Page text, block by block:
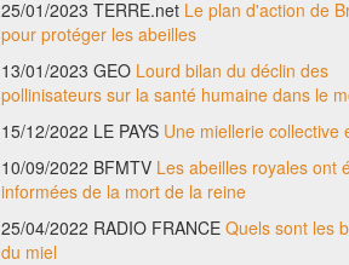
25/01/2023 TERRE.net Le plan d'action de
pour protéger les abeilles
13/01/2023 GEO Lourd bilan du déclin des
pollinisateurs sur la santé humaine dans le
15/12/2022 LE PAYS Une miellerie collective
10/09/2022 BFMTV Les abeilles royales ont
informées de la mort de la reine
25/04/2022 RADIO FRANCE Quels sont les
du miel